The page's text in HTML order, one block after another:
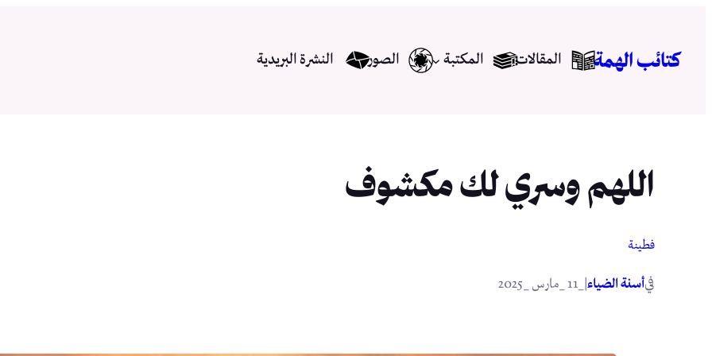
المحتوىكتائب الهمة المقالات المكتبة الصور النشرة البريدية
اللهم وسري لك مكشوف
فطينة
فيأسنة الضياء